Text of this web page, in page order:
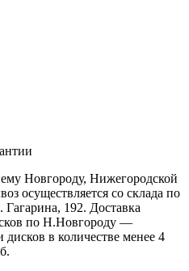
Новгороду, Нижегородской
осуществляется со склада по
192. Доставка
по Н.Новгороду —
в количестве менее 4